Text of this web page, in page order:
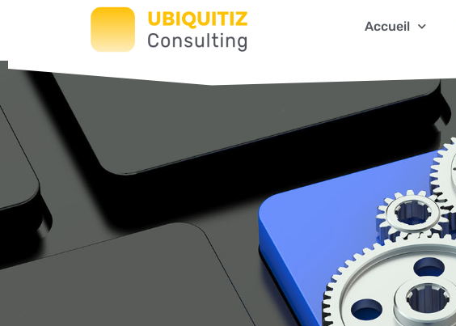
Accueil